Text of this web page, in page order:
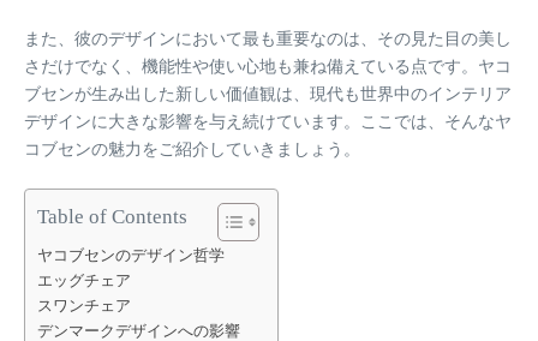
また、彼のデザインにおいて最も重要なのは、その見た目の美し
さだけでなく、機能性や使い心地も兼ね備えている点です。ヤコ
ブセンが生み出した新しい価値観は、現代も世界中のインテリア
デザインに大きな影響を与え続けています。ここでは、そんなヤ
コブセンの魅力をご紹介していきましょう。
Table of Contents
ヤコブセンのデザイン哲学
エッグチェア
スワンチェア
デンマークデザインへの影響